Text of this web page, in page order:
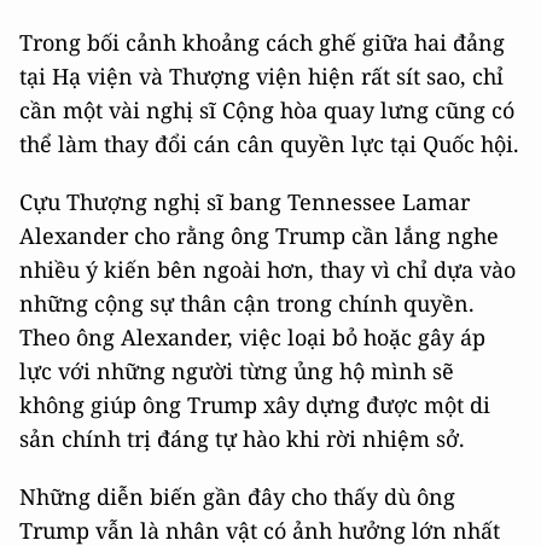
Trong bối cảnh khoảng cách ghế giữa hai đảng
tại Hạ viện và Thượng viện hiện rất sít sao, chỉ
cần một vài nghị sĩ Cộng hòa quay lưng cũng có
thể làm thay đổi cán cân quyền lực tại Quốc hội.
Cựu Thượng nghị sĩ bang Tennessee Lamar
Alexander cho rằng ông Trump cần lắng nghe
nhiều ý kiến bên ngoài hơn, thay vì chỉ dựa vào
những cộng sự thân cận trong chính quyền.
Theo ông Alexander, việc loại bỏ hoặc gây áp
lực với những người từng ủng hộ mình sẽ
không giúp ông Trump xây dựng được một di
sản chính trị đáng tự hào khi rời nhiệm sở.
Những diễn biến gần đây cho thấy dù ông
Trump vẫn là nhân vật có ảnh hưởng lớn nhất